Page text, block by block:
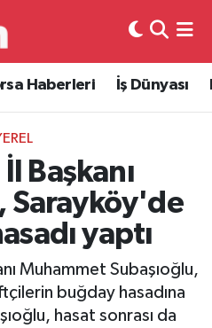
Haberleri İş Dünyası
Başkanı
Sarayköy'de
yaptı
Muhammet Subaşıoğlu,
buğday hasadına
hasat sonrası da
ve Fikstür